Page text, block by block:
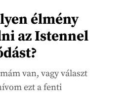
élmény
az Istennel
van, vagy választ
ezt a fenti